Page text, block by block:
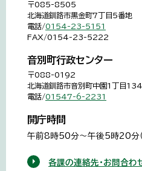
〒085-8505
北海道釧路市黒金町7丁目5番地
電話/0154-23-5151
FAX/0154-23-5222
音別町行政センター
〒088-0192
北海道釧路市音別町中園1丁目134
電話/01547-6-2231
開庁時間
午前8時50分～午後5時20分（
各課の連絡先・お問合わ